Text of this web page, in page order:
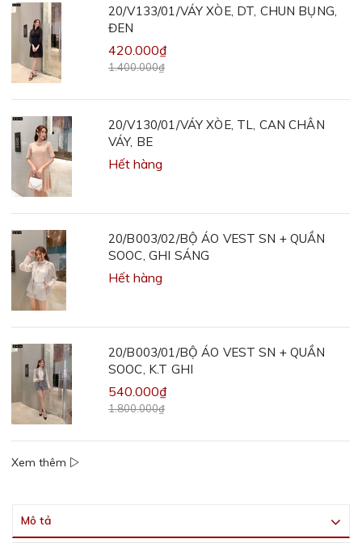
20/V133/01/VÁY XÒE, DT, CHUN BỤNG,
ĐEN
420.000₫
1.400.000₫
20/V130/01/VÁY XÒE, TL, CAN CHÂN
VÁY, BE
Hết hàng
20/B003/02/BỘ ÁO VEST SN + QUẦN
SOOC, GHI SÁNG
Hết hàng
20/B003/01/BỘ ÁO VEST SN + QUẦN
SOOC, K.T GHI
540.000₫
1.800.000₫
Xem thêm
Mô tả